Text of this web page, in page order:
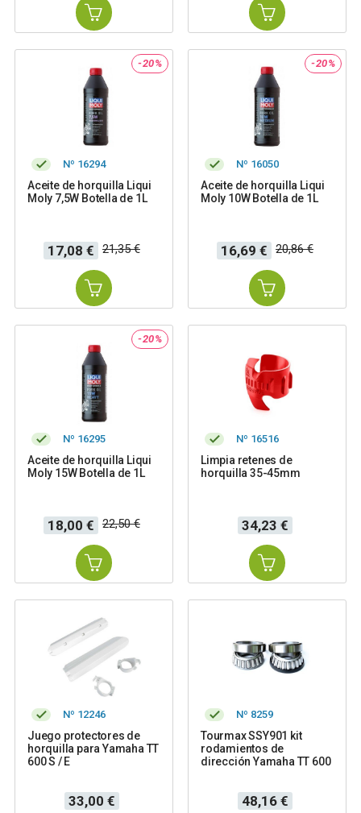
-20%
Nº 16294
Aceite de horquilla Liqui
Moly 7,5W Botella de 1L
Precio
17,08 €
Precio
base
21,35 €
-20%
Nº 16050
Aceite de horquilla Liqui
Moly 10W Botella de 1L
Precio
16,69 €
Precio
base
20,86 €
-20%
Nº 16295
Aceite de horquilla Liqui
Moly 15W Botella de 1L
Precio
18,00 €
Precio
base
22,50 €
Nº 16516
Limpia retenes de
horquilla 35-45mm
Precio
34,23 €
Nº 12246
Juego protectores de
horquilla para Yamaha TT
600 S / E
Precio
33,00 €
Nº 8259
Tourmax SSY901 kit
rodamientos de
dirección Yamaha TT 600
Precio
48,16 €